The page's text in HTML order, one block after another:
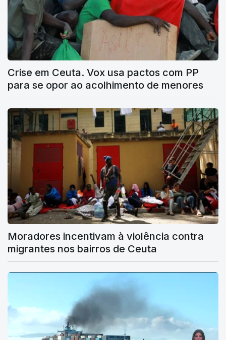
Crise em Ceuta. Vox usa pactos com PP
para se opor ao acolhimento de menores
Moradores incentivam à violência contra
migrantes nos bairros de Ceuta